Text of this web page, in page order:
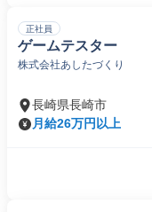
正社員
ゲームテスター
株式会社あしたづくり
長崎県長崎市
月給26万円以上